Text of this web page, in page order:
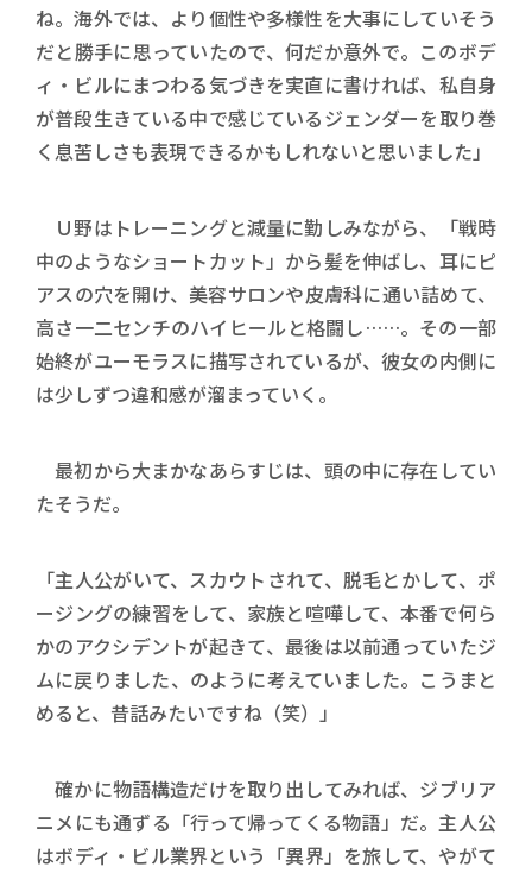
ね。海外では、より個性や多様性を大事にしていそう
だと勝手に思っていたので、何だか意外で。このボデ
ィ・ビルにまつわる気づきを実直に書ければ、私自身
が普段生きている中で感じているジェンダーを取り巻
く息苦しさも表現できるかもしれないと思いました」
Ｕ野はトレーニングと減量に勤しみながら、「戦時
中のようなショートカット」から髪を伸ばし、耳にピ
アスの穴を開け、美容サロンや皮膚科に通い詰めて、
高さ一二センチのハイヒールと格闘し……。その一部
始終がユーモラスに描写されているが、彼女の内側に
は少しずつ違和感が溜まっていく。
最初から大まかなあらすじは、頭の中に存在してい
たそうだ。
「主人公がいて、スカウトされて、脱毛とかして、ポ
ージングの練習をして、家族と喧嘩して、本番で何ら
かのアクシデントが起きて、最後は以前通っていたジ
ムに戻りました、のように考えていました。こうまと
めると、昔話みたいですね（笑）」
確かに物語構造だけを取り出してみれば、ジブリア
ニメにも通ずる「行って帰ってくる物語」だ。主人公
はボディ・ビル業界という「異界」を旅して、やがて